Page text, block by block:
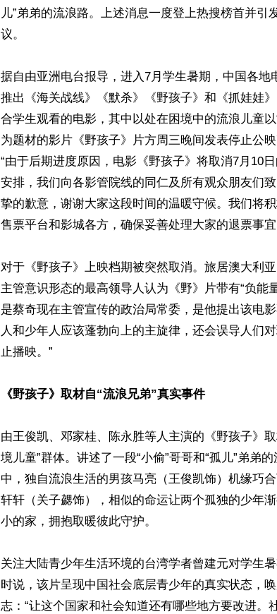
⼉”弟弟的流浪路。上述消息一度登上热搜榜首并引
议。
据自由亚洲电台报导，进入7月学生暑期，中国各地
推出《海关战线》《默杀》《野孩子》和《抓娃娃
合学生观看的电影，其中以处在困境中的流浪儿童以
为题材的影片《野孩子》片方周三晚间发表停止公映
“由于后期进度原因，电影《野孩子》将取消7月10
安排，我们向各影管院线的同仁及所有观众朋友们
挚的歉意，谢谢大家这段时间的温暖守候。我们将
售票平台和影城各方，确保妥善处理大家的退票事宜
对于《野孩子》上映档期被突然取消。旅居澳大利
主管意识形态的最高领导人认为《野》片带有“负能
是蔡奇现在主管宣传的政治局常委，是他提出该电
人和少年人应该蓬勃向上的主旋律，还会误导人们
止播映。”
《野孩子》取材自“流浪兄弟”真实事件
由王俊凯、邓家桂、陈永胜等人主演的《野孩子》
境儿童”群体。讲述了⼀段“⼩偷”哥哥和“孤⼉”弟弟
中，独自流浪生活的男孩马亮（王俊凯饰）机缘巧
轩轩（关子勰饰），相似的命运让两个孤独的少年
小的家，拥抱取暖彼此守护。
关注大陆青少年生活环境的台湾学者曾建元对学生
时说，该片呈现中国社会底层青少年的真实状态，
志：“让这个国家和社会知道还有哪些地方要改进。